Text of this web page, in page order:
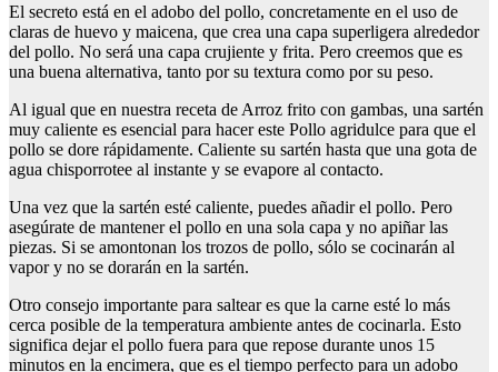
El secreto está en el adobo del pollo, concretamente en el uso de
claras de huevo y maicena, que crea una capa superligera alrededor
del pollo. No será una capa crujiente y frita. Pero creemos que es
una buena alternativa, tanto por su textura como por su peso.
Al igual que en nuestra receta de Arroz frito con gambas, una sartén
muy caliente es esencial para hacer este Pollo agridulce para que el
pollo se dore rápidamente. Caliente su sartén hasta que una gota de
agua chisporrotee al instante y se evapore al contacto.
Una vez que la sartén esté caliente, puedes añadir el pollo. Pero
asegúrate de mantener el pollo en una sola capa y no apiñar las
piezas. Si se amontonan los trozos de pollo, sólo se cocinarán al
vapor y no se dorarán en la sartén.
Otro consejo importante para saltear es que la carne esté lo más
cerca posible de la temperatura ambiente antes de cocinarla. Esto
significa dejar el pollo fuera para que repose durante unos 15
minutos en la encimera, que es el tiempo perfecto para un adobo